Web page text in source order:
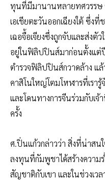
ทุนที่มีมานานหลายทศวรรษ
เอเชียตะวันออกเฉียงใต้ ซึ่ง
เฉอจื้อเจียงซึ่งถูกจับและส่งตั
อยู่ในฟิลิปปินส์มาก่อนตั้งแต่
ตำรวจฟิลิปปินส์กวาดล้าง แ
คาสิโนใหญ่โตมโหฬารที่เรา
และโดนทางการจีนร่วมกับเจ้
ครั้ง
ศ.ปิ่นแก้วกล่าวว่า สิ่งที่น่าสนใ
ลงทุนที่กัมพูชาได้สร้างความ
สัญชาติกับเขา และในช่วงเว